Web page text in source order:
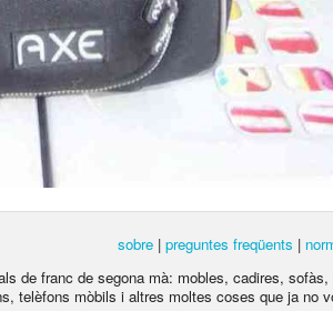
sobre | preguntes freqüents |
de franc de segona mà: mobles, cadires,
telèfons mòbils i altres moltes coses que ja no